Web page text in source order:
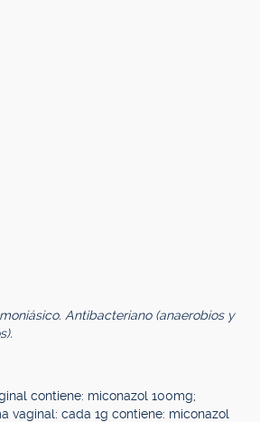
Antibacteriano (anaerobios y
contiene: miconazol 100mg;
vaginal: cada 1g contiene: miconazol